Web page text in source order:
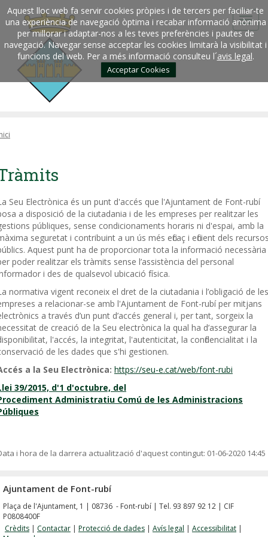
Aquest lloc web fa servir cookies pròpies i de tercers per faciliar-te
una experiència de navegació òptima i recabar informació anònima
per millorar i adaptar-nos a les teves preferències i pautes de
navegació. Navegar sense acceptar les cookies limitarà la visibilitat i
funcions del web. Per a més informació consulteu l´avis legal.
Acceptar Cookies
Seu Electrònica és un punt d'accés que l'Ajuntament de Font-rubí
a disposició de la ciutadania i de les empreses per realitzar les
públiques, sense condicionaments horaris ni d'espai, amb la
seguretat i contribuint a un ús més eficaç i eficient dels
Aquest punt ha de proporcionar tota la informació necessària
poder realitzar els tràmits sense l’assistència del personal
i des de qualsevol ubicació física.
normativa vigent reconeix el dret de la ciutadania i l’obligació de les
a relacionar-se amb l'Ajuntament de Font-rubí per mitjans
a través d’un punt d’accés general i, per tant, sorgeix la
de creació de la Seu electrònica la qual ha d’assegurar la
l'accés, la integritat, l'autenticitat, la confidencialitat i la
de les dades que s'hi gestionen.
a la Seu Electrònica: https://seu-e.cat/web/font-rubi
39/2015, d'1 d'octubre, del
Administratiu Comú de les Administracions
i hora de la darrera actualització d'aquest contingut: 01-06-2020 14:45
Ajuntament de Font-rubí
Plaça de l'Ajuntament, 1 | 08736 - Font-rubí | Tel. 93 897 92 12 | CIF
P0808400F
Crèdits | Contactar | Protecció de dades | Avís legal | Accessibilitat |